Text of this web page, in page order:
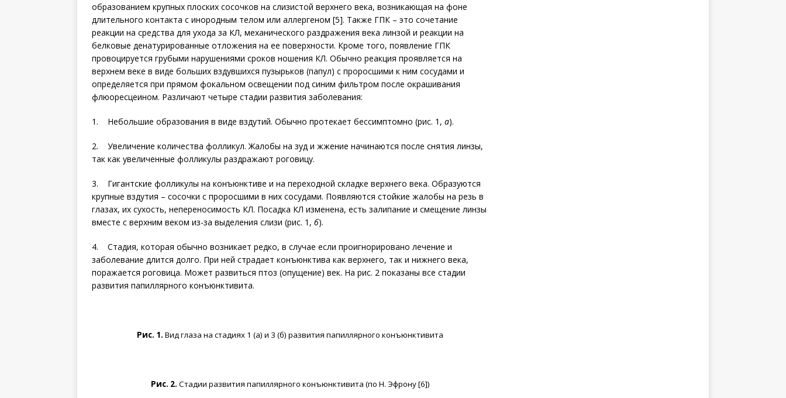
образованием крупных плоских сосочков на слизистой верхнего века, возникающая на фоне
длительного контакта с инородным телом или аллергеном [5]. Также ГПК – это сочетание
реакции на средства для ухода за КЛ, механического раздражения века линзой и реакции на
белковые денатурированные отложения на ее поверхности. Кроме того, появление ГПК
провоцируется грубыми нарушениями сроков ношения КЛ. Обычно реакция проявляется на
верхнем веке в виде больших вздувшихся пузырьков (папул) с проросшими к ним сосудами и
определяется при прямом фокальном освещении под синим фильтром после окрашивания
флюоресцеином. Различают четыре стадии развития заболевания:
1. Небольшие образования в виде вздутий. Обычно протекает бессимптомно (рис. 1, а).
2. Увеличение количества фолликул. Жалобы на зуд и жжение начинаются после снятия линзы,
так как увеличенные фолликулы раздражают роговицу.
3. Гигантские фолликулы на конъюнктиве и на переходной складке верхнего века. Образуются
крупные вздутия – сосочки с проросшими в них сосудами. Появляются стойкие жалобы на резь в
глазах, их сухость, непереносимость КЛ. Посадка КЛ изменена, есть залипание и смещение линзы
вместе с верхним веком из-за выделения слизи (рис. 1, б).
4. Стадия, которая обычно возникает редко, в случае если проигнорировано лечение и
заболевание длится долго. При ней страдает конъюнктива как верхнего, так и нижнего века,
поражается роговица. Может развиться птоз (опущение) век. На рис. 2 показаны все стадии
развития папиллярного конъюнктивита.
Рис. 1.Вид глаза на стадиях 1 (а) и 3 (б) развития папиллярного конъюнктивита
Рис. 2. Стадии развития папиллярного конъюнктивита (по Н. Эфрону [6])